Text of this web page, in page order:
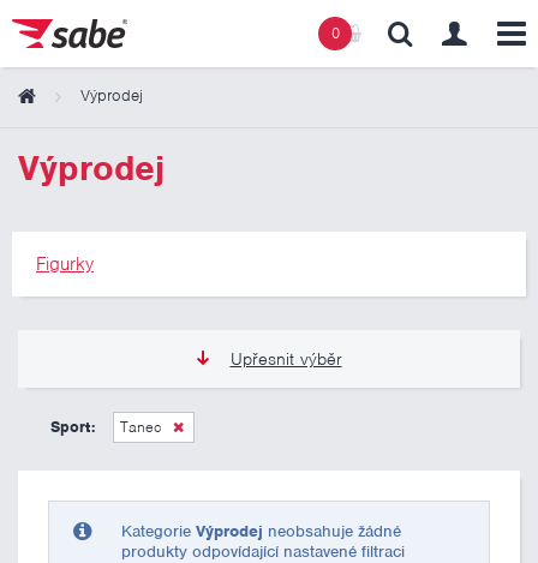
0
Výprodej
Výprodej
Figurky
Upřesnit výběr
275 Kč
Sport: Tanec
Kategorie Výprodej neobsahuje žádné
produkty odpovídající nastavené filtraci
Obsah košíku